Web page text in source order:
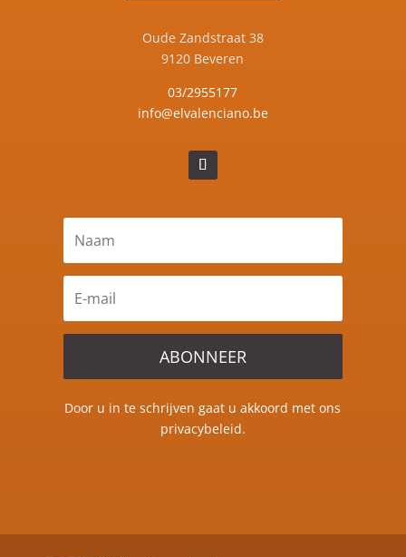
Oude Zandstraat 38
9120 Beveren
03/2955177
info@elvalenciano.be
ABONNEER
Door u in te schrijven gaat u akkoord met ons
privacybeleid.